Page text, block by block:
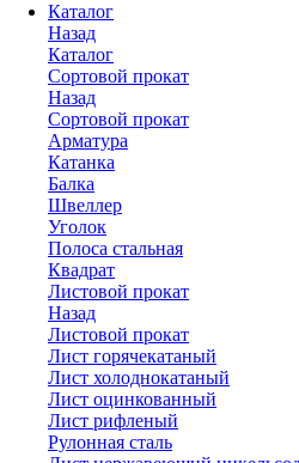
Каталог
Назад
Каталог
Сортовой прокат
Назад
Сортовой прокат
Арматура
Катанка
Балка
Швеллер
Уголок
Полоса стальная
Квадрат
Листовой прокат
Назад
Листовой прокат
Лист горячекатаный
Лист холоднокатаный
Лист оцинкованный
Лист рифленый
Рулонная сталь